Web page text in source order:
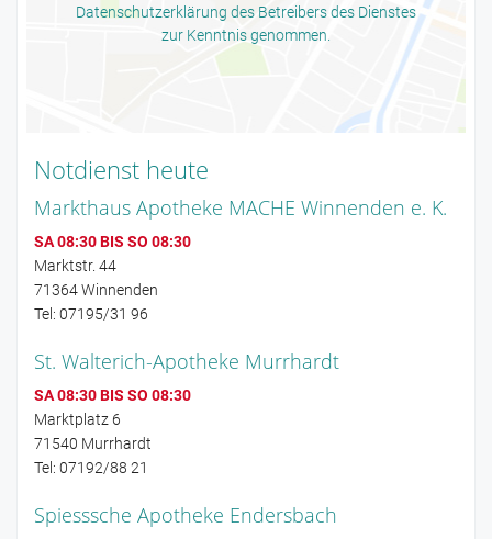
Datenschutzerklärung des Betreibers des Dienstes
zur Kenntnis genommen.
Notdienst heute
Markthaus Apotheke MACHE Winnenden e. K.
SA 08:30 BIS SO 08:30
Marktstr. 44
71364 Winnenden
Tel: 07195/31 96
St. Walterich-Apotheke Murrhardt
SA 08:30 BIS SO 08:30
Marktplatz 6
71540 Murrhardt
Tel: 07192/88 21
Spiesssche Apotheke Endersbach